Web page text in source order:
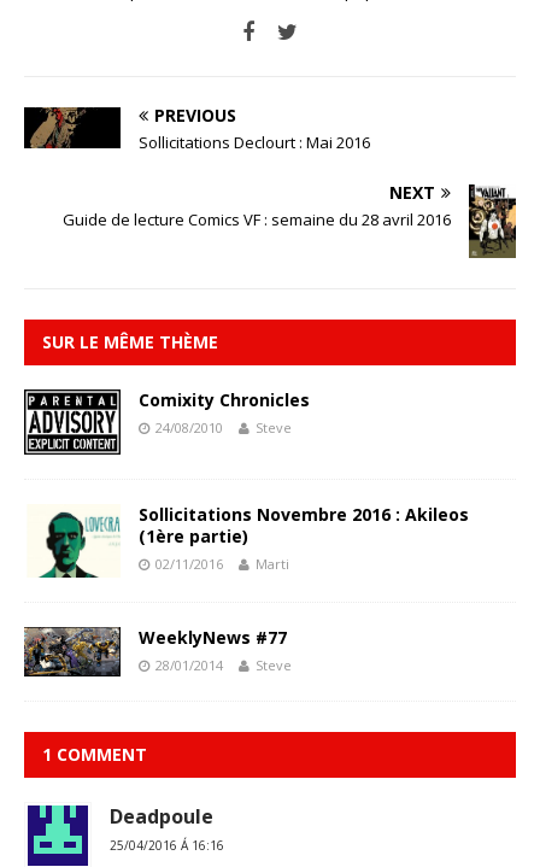
PREVIOUS
Sollicitations Declourt : Mai 2016
NEXT
Guide de lecture Comics VF : semaine du 28 avril 2016
SUR LE MÊME THÈME
Comixity Chronicles
24/08/2010 Steve
Sollicitations Novembre 2016 : Akileos
(1ère partie)
02/11/2016 Marti
WeeklyNews #77
28/01/2014 Steve
1 COMMENT
Deadpoule
25/04/2016 Á 16:16